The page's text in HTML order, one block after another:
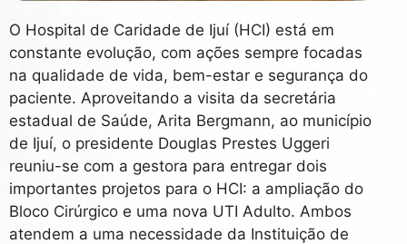
O Hospital de Caridade de Ijuí (HCI) está em
constante evolução, com ações sempre focadas
na qualidade de vida, bem-estar e segurança do
paciente. Aproveitando a visita da secretária
estadual de Saúde, Arita Bergmann, ao município
de Ijuí, o presidente Douglas Prestes Uggeri
reuniu-se com a gestora para entregar dois
importantes projetos para o HCI: a ampliação do
Bloco Cirúrgico e uma nova UTI Adulto. Ambos
atendem a uma necessidade da Instituição de